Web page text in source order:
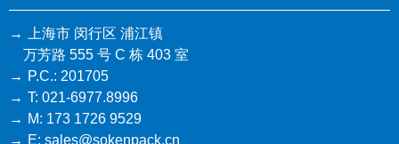
上海市 闵行区 浦江镇
万芳路 555 号 C 栋 403 室
P.C.: 201705
T: 021-6977.8996
M: 173 1726 9529
E: sales@sokenpack.cn